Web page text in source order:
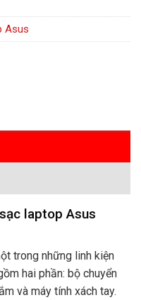
Asus
laptop Asus
trong những linh kiện
hai phần: bộ chuyển
và máy tính xách tay.